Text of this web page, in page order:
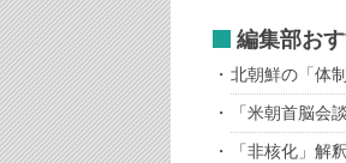
編集部お
北朝鮮の「体
「米朝首脳会
「非核化」解